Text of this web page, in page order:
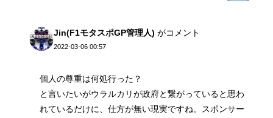
Jin(F1モタスポGP管理人) がコメント
2022-03-06 00:57
個人の尊重は何処行った？
と言いたいがウラルカリが政府と繋がっていると思わ
れているだけに、仕方が無い現実ですね。スポンサー